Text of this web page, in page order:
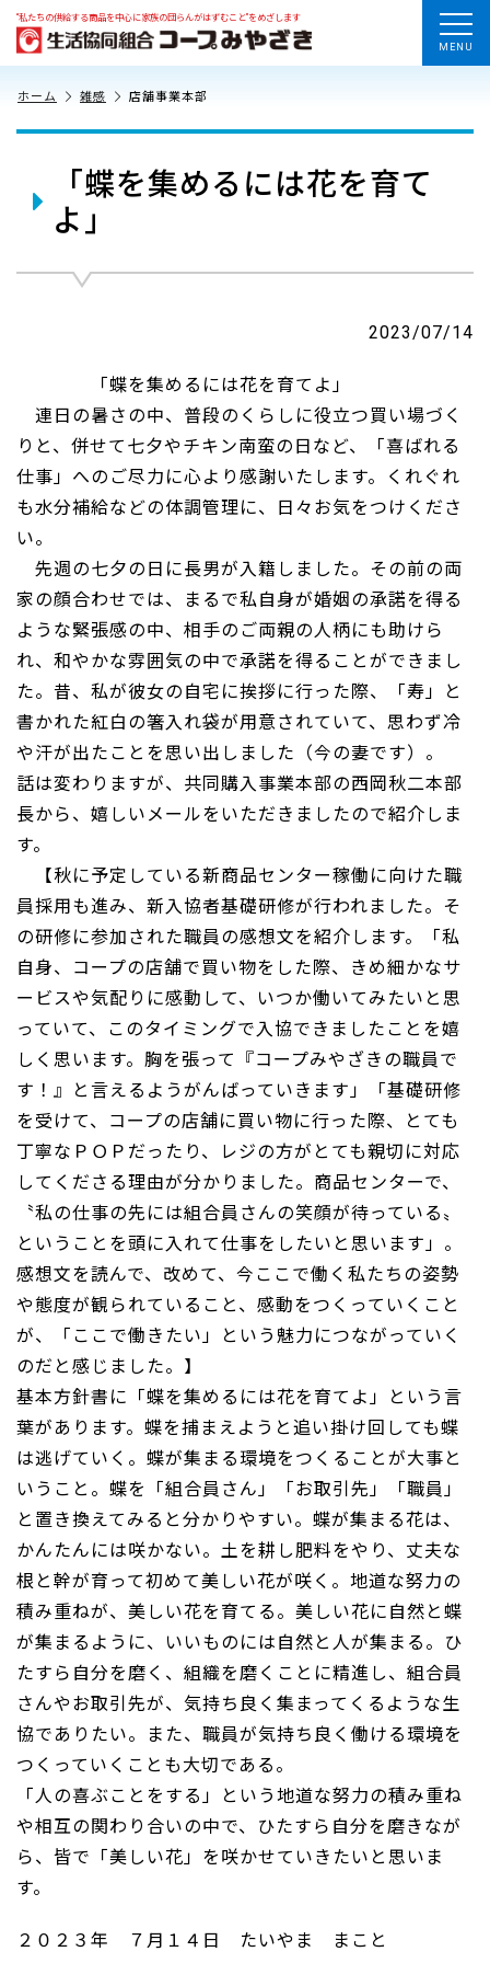
“私たちの供給する商品を中心に家族の団らんがはずむこと”をめざします
MENU
ホーム 雑感 店舗事業本部
「蝶を集めるには花を育て
よ」
2023/07/14
「蝶を集めるには花を育てよ」
連日の暑さの中、普段のくらしに役立つ買い場づく
りと、併せて七夕やチキン南蛮の日など、「喜ばれる
仕事」へのご尽力に心より感謝いたします。くれぐれ
も水分補給などの体調管理に、日々お気をつけくださ
い。
先週の七夕の日に長男が入籍しました。その前の両
家の顔合わせでは、まるで私自身が婚姻の承諾を得る
ような緊張感の中、相手のご両親の人柄にも助けら
れ、和やかな雰囲気の中で承諾を得ることができまし
た。昔、私が彼女の自宅に挨拶に行った際、「寿」と
書かれた紅白の箸入れ袋が用意されていて、思わず冷
や汗が出たことを思い出しました（今の妻です）。
話は変わりますが、共同購入事業本部の西岡秋二本部
長から、嬉しいメールをいただきましたので紹介しま
す。
【秋に予定している新商品センター稼働に向けた職
員採用も進み、新入協者基礎研修が行われました。そ
の研修に参加された職員の感想文を紹介します。「私
自身、コープの店舗で買い物をした際、きめ細かなサ
ービスや気配りに感動して、いつか働いてみたいと思
っていて、このタイミングで入協できましたことを嬉
しく思います。胸を張って『コープみやざきの職員で
す！』と言えるようがんばっていきます」「基礎研修
を受けて、コープの店舗に買い物に行った際、とても
丁寧なＰＯＰだったり、レジの方がとても親切に対応
してくださる理由が分かりました。商品センターで、
〝私の仕事の先には組合員さんの笑顔が待っている〟
ということを頭に入れて仕事をしたいと思います」。
感想文を読んで、改めて、今ここで働く私たちの姿勢
や態度が観られていること、感動をつくっていくこと
が、「ここで働きたい」という魅力につながっていく
のだと感じました。】
基本方針書に「蝶を集めるには花を育てよ」という言
葉があります。蝶を捕まえようと追い掛け回しても蝶
は逃げていく。蝶が集まる環境をつくることが大事と
いうこと。蝶を「組合員さん」「お取引先」「職員」
と置き換えてみると分かりやすい。蝶が集まる花は、
かんたんには咲かない。土を耕し肥料をやり、丈夫な
根と幹が育って初めて美しい花が咲く。地道な努力の
積み重ねが、美しい花を育てる。美しい花に自然と蝶
が集まるように、いいものには自然と人が集まる。ひ
たすら自分を磨く、組織を磨くことに精進し、組合員
さんやお取引先が、気持ち良く集まってくるような生
協でありたい。また、職員が気持ち良く働ける環境を
つくっていくことも大切である。
「人の喜ぶことをする」という地道な努力の積み重ね
や相互の関わり合いの中で、ひたすら自分を磨きなが
ら、皆で「美しい花」を咲かせていきたいと思いま
す。
２０２３年 ７月１４日 たいやま まこと